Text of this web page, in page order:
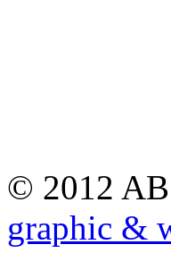
© 2012
graphic &